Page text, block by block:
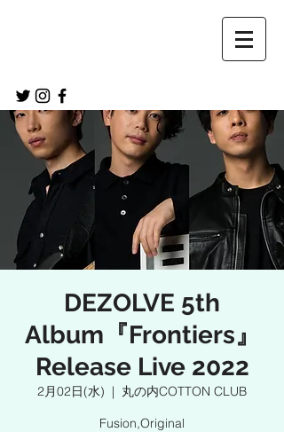
DEZOLVE 5th
Album『Frontiers』
Release Live 2022
2月02日(水)
  |
丸の内COTTON CLUB
Fusion,Original